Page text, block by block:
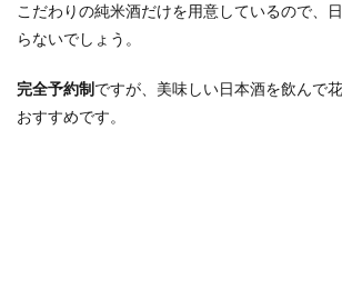
こだわりの純米酒だけを用意しているので、
らないでしょう。
完全予約制ですが、美味しい日本酒を飲んで
おすすめです。